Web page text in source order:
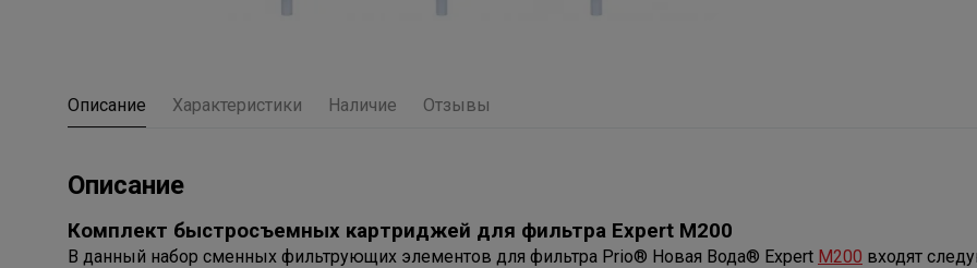
Описание Характеристики Наличие Отзывы
Описание
Комплект быстросъемных картриджей для фильтра Expert M200
В данный набор сменных фильтрующих элементов для фильтра Prio® Новая Вода® Expert M200 входят